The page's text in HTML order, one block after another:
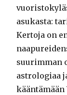
asukasta:
Kertoja on
suurimman
astrologiaa
kääntämään